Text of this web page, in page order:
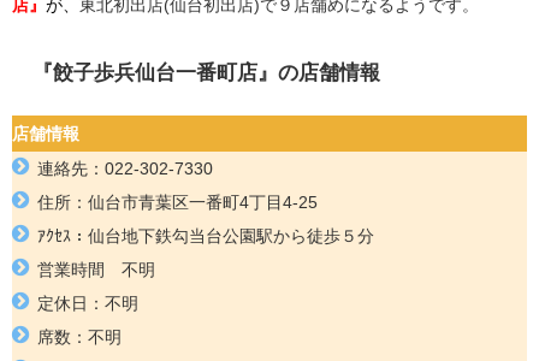
店』 が、 東北初出店(仙台初出店)で９店舗めになるようです。
『餃子歩兵仙台一番町店』の店舗情報
店舗情報
連絡先： 022-302-7330
住所： 仙台市青葉区一番町4丁目4-25
ｱｸｾｽ：仙台地下鉄勾当台公園駅から徒歩５分
営業時間 不明
定休日：不明
席数：不明